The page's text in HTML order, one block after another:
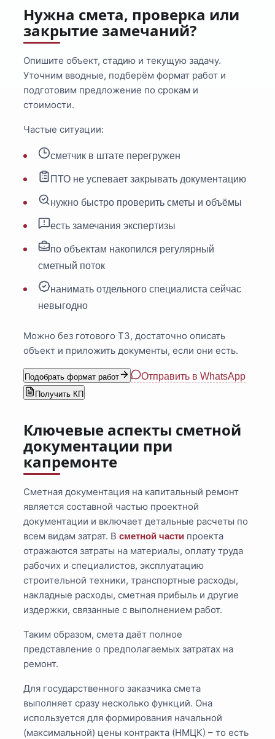
Нужна смета, проверка или
закрытие замечаний?
Опишите объект, стадию и текущую задачу.
Уточним вводные, подберём формат работ и
подготовим предложение по срокам и
стоимости.
Частые ситуации:
сметчик в штате перегружен
ПТО не успевает закрывать документацию
нужно быстро проверить сметы и объёмы
есть замечания экспертизы
по объектам накопился регулярный
сметный поток
нанимать отдельного специалиста сейчас
невыгодно
Можно без готового ТЗ, достаточно описать
объект и приложить документы, если они есть.
Подобрать формат работ Отправить в WhatsApp
Получить КП
Ключевые аспекты сметной
документации при
капремонте
Сметная документация на капитальный ремонт
является составной частью проектной
документации и включает детальные расчеты по
всем видам затрат. Всметной части проекта
отражаются затраты на материалы, оплату труда
рабочих и специалистов, эксплуатацию
строительной техники, транспортные расходы,
накладные расходы, сметная прибыль и другие
издержки, связанные с выполнением работ.
Таким образом, смета даёт полное
представление о предполагаемых затратах на
ремонт.
Для государственного заказчика смета
выполняет сразу несколько функций. Она
используется для формирования начальной
(максимальной) цены контракта (НМЦК) – то есть